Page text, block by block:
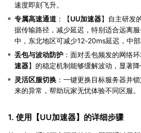
速度即刻飞升。
专属高速通道 ：【UU加速器】自主研发
据传输路径，减少延迟，特别适合远离
中，东北地区可减少12-20ms延迟，中
丢包与波动防护 ：面对丢包频发的网络
速器】的稳定机制能够缓解波动，显著降
灵活区服切换 ：一键更换目标服务器并
来的异常，帮助玩家无忧体验不同区服。
1. 使用【UU加速器】的详细步骤